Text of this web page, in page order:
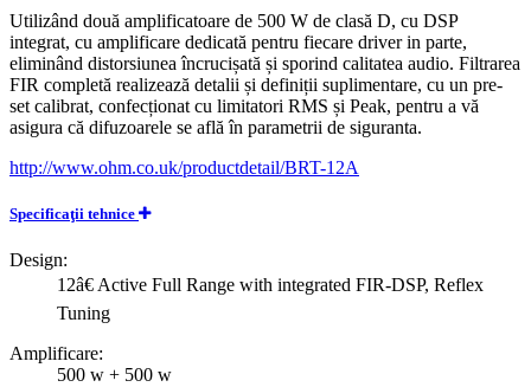
Utilizând două amplificatoare de 500 W de clasă D, cu DSP
integrat, cu amplificare dedicată pentru fiecare driver in parte,
eliminând distorsiunea încrucișată și sporind calitatea audio. Filtrarea
FIR completă realizează detalii și definiții suplimentare, cu un pre-
set calibrat, confecționat cu limitatori RMS și Peak, pentru a vă
asigura că difuzoarele se află în parametrii de siguranta.
http://www.ohm.co.uk/productdetail/BRT-12A
Specificaţii tehnice
Design:
12â€ Active Full Range with integrated FIR-DSP, Reflex
Tuning
Amplificare:
500 w + 500 w